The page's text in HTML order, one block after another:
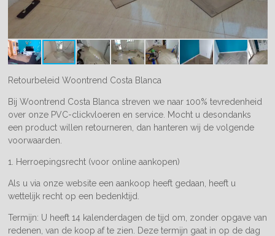
Retourbeleid Woontrend Costa Blanca
Bij Woontrend Costa Blanca streven we naar 100% tevredenheid
over onze PVC-clickvloeren en service. Mocht u desondanks
een product willen retourneren, dan hanteren wij de volgende
voorwaarden.
1. Herroepingsrecht (voor online aankopen)
Als u via onze website een aankoop heeft gedaan, heeft u
wettelijk recht op een bedenktijd.
Termijn: U heeft 14 kalenderdagen de tijd om, zonder opgave van
redenen, van de koop af te zien. Deze termijn gaat in op de dag